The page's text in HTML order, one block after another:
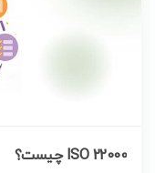
ISO 22000 چیست؟